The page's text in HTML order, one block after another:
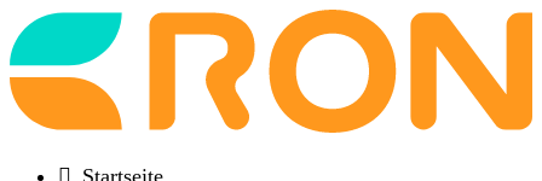
Back
to
frontpage